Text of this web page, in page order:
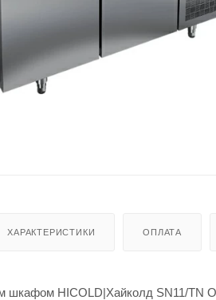
ХАРАКТЕРИСТИКИ ОПЛАТА
HICOLD|Хайколд SN11/TN О